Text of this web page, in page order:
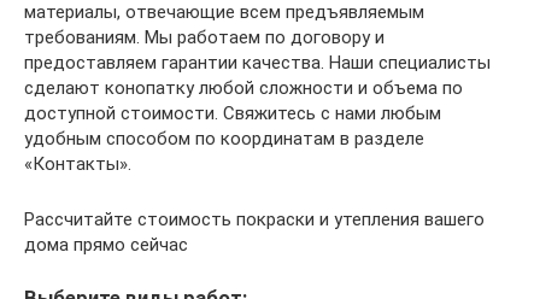
материалы, отвечающие всем предъявляемым
требованиям. Мы работаем по договору и
предоставляем гарантии качества. Наши специалисты
сделают конопатку любой сложности и объема по
доступной стоимости. Свяжитесь с нами любым
удобным способом по координатам в разделе
«Контакты».
Рассчитайте стоимость покраски и утепления вашего
дома прямо сейчас